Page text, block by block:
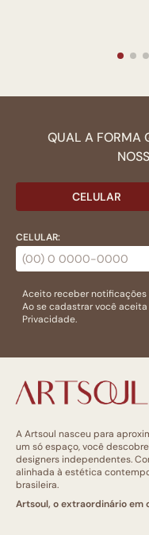
QUAL A FORMA
CELULAR
CELULAR:
Aceito receber
Ao se cadastrar você aceita
Privacidade.
A Artsoul nasceu para
um só espaço, você
designers independentes.
alinhada à estética
brasileira.
Artsoul, o extraordinário em